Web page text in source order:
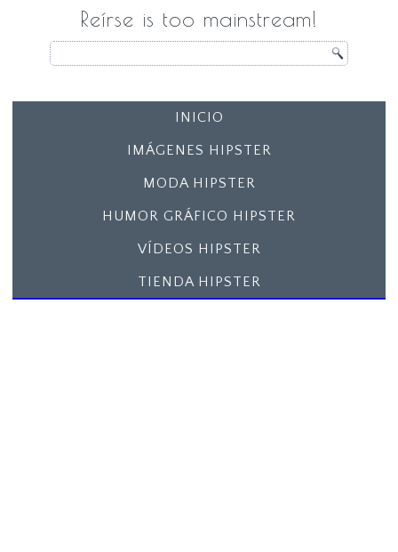
Reírse is too mainstream!
INICIO
IMÁGENES HIPSTER
MODA HIPSTER
HUMOR GRÁFICO HIPSTER
VÍDEOS HIPSTER
TIENDA HIPSTER